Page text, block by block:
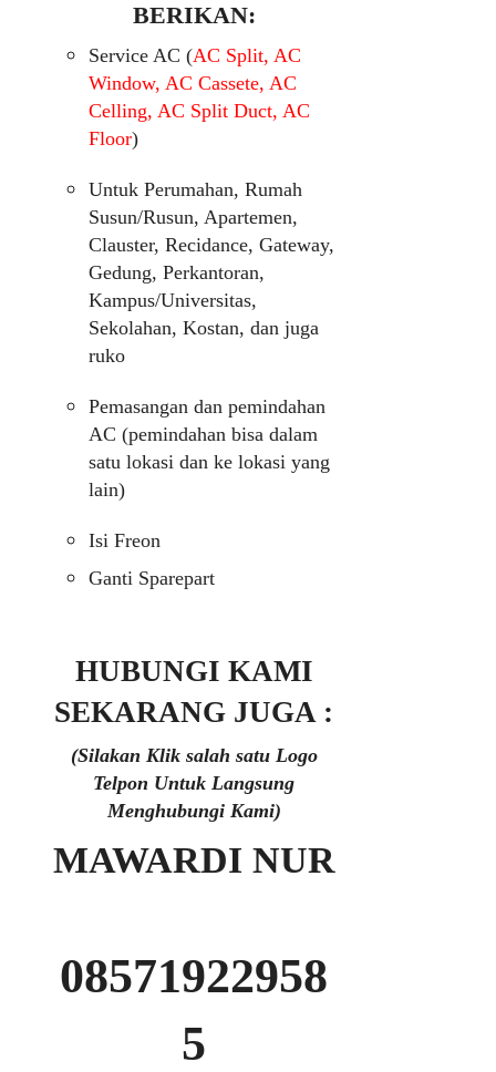
BERIKAN:
Service AC (AC Split, AC
Window, AC Cassete, AC
Celling, AC Split Duct, AC
Floor)
Untuk Perumahan, Rumah
Susun/Rusun, Apartemen,
Clauster, Recidance, Gateway,
Gedung, Perkantoran,
Kampus/Universitas,
Sekolahan, Kostan, dan juga
ruko
Pemasangan dan pemindahan
AC (pemindahan bisa dalam
satu lokasi dan ke lokasi yang
lain)
Isi Freon
Ganti Sparepart
HUBUNGI KAMI
SEKARANG JUGA :
(Silakan Klik salah satu Logo
Telpon Untuk Langsung
Menghubungi Kami)
MAWARDI NUR
08571922958
5